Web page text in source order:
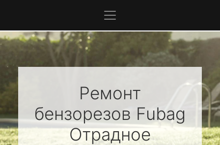
Ремонт
бензорезов Fubag
Отрадное